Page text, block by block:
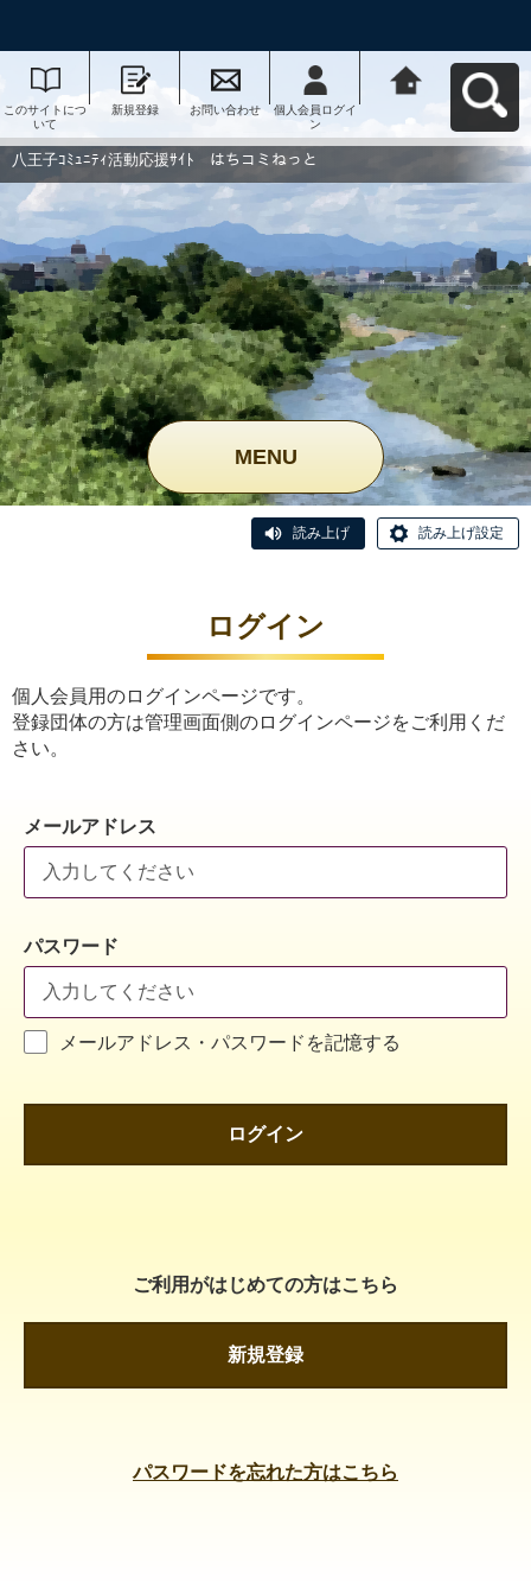
このサイトにつ
いて
新規登録 お問い合わせ
個人会員ログイ
ン
動応援ｻｲﾄ はち
コミねっとへ戻
八王子ｺﾐｭﾆﾃｨ活動応援ｻｲﾄ はちコミねっと
MENU
読み上げ 読み上げ設定
ログイン
個人会員用のログインページです。
登録団体の方は管理画面側のログインページをご利用くだ
さい。
メールアドレス
パスワード
メールアドレス・パスワードを記憶する
ログイン
ご利用がはじめての方はこちら
新規登録
パスワードを忘れた方はこちら